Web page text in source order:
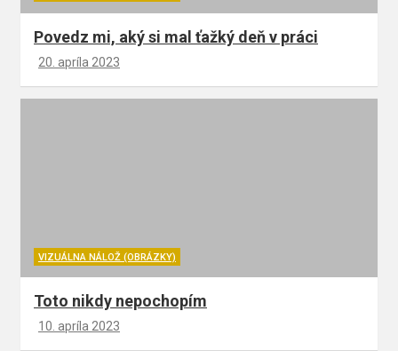
Povedz mi, aký si mal ťažký deň v práci
20. apríla 2023
VIZUÁLNA NÁLOŽ (OBRÁZKY)
Toto nikdy nepochopím
10. apríla 2023